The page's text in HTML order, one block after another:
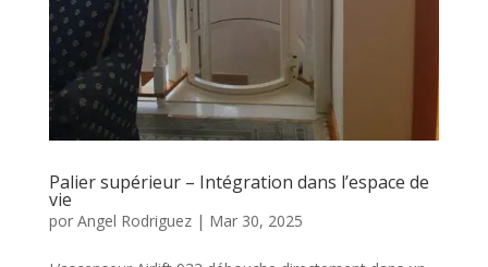
Palier supérieur – Intégration dans l’espace de
vie
por Angel Rodriguez| Mar 30, 2025